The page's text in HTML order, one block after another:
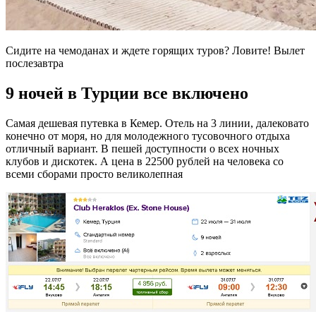
Сидите на чемоданах и ждете горящих туров? Ловите! Вылет
послезавтра
9 ночей в Турции все включено
Самая дешевая путевка в Кемер. Отель на 3 линии, далековато
конечно от моря, но для молодежного тусовочного отдыха
отличный вариант. В пешей доступности о всех ночных
клубов и дискотек. А цена в 22500 рублей на человека со
всеми сборами просто великолепная